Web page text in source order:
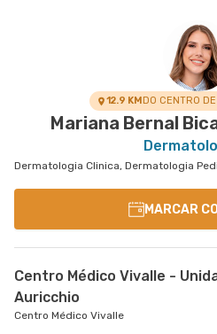
Rua Quinze de Novembro nr. 85 -
12.9 KMDO CENTRO
Mariana Bernal
MARCAR
Centro Médico Vivalle -
Auricchio
Centro Médico Vivalle